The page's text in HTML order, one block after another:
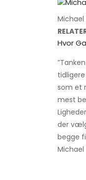
Hvor
som et
mest
der
begge
Michael